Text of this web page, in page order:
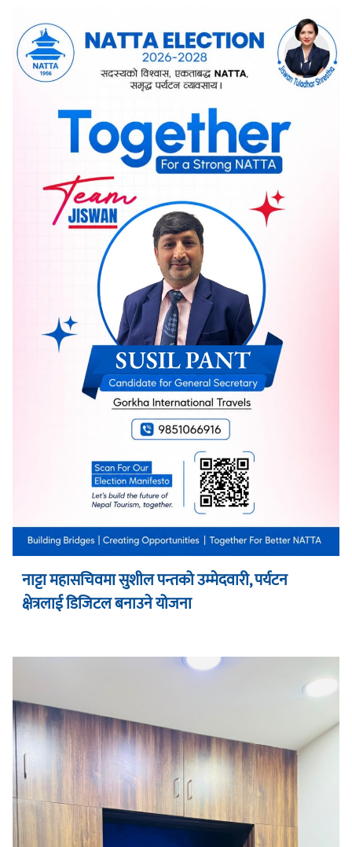
नाट्टा महासचिवमा सुशील पन्तको उम्मेदवारी, पर्यटन
क्षेत्रलाई डिजिटल बनाउने योजना